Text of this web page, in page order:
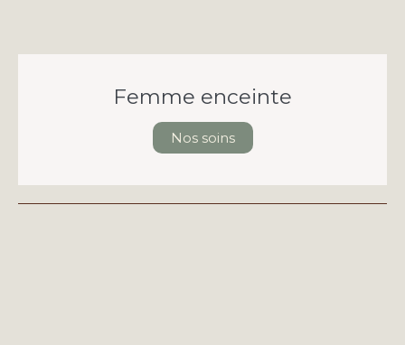
Femme enceinte
Nos soins